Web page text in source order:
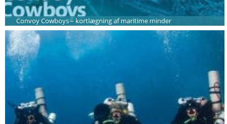
Convoy Cowboys – kortlægning af maritime minder